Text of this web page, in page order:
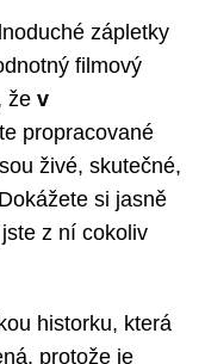
zápletky
filmový
že v
propracované
živé, skutečné,
si jasně
z ní cokoliv
historku, která
protože je